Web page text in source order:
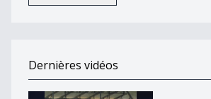
Dernières vidéos